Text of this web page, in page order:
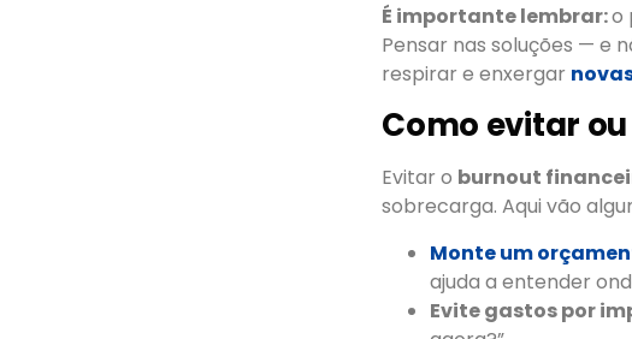
É importante lembrar:o
Pensar nas soluções — e
respirar e enxergar
Como evitar
Evitar o burnout
sobrecarga. Aqui vão
Monte um
ajuda a entender
Evite gastos por